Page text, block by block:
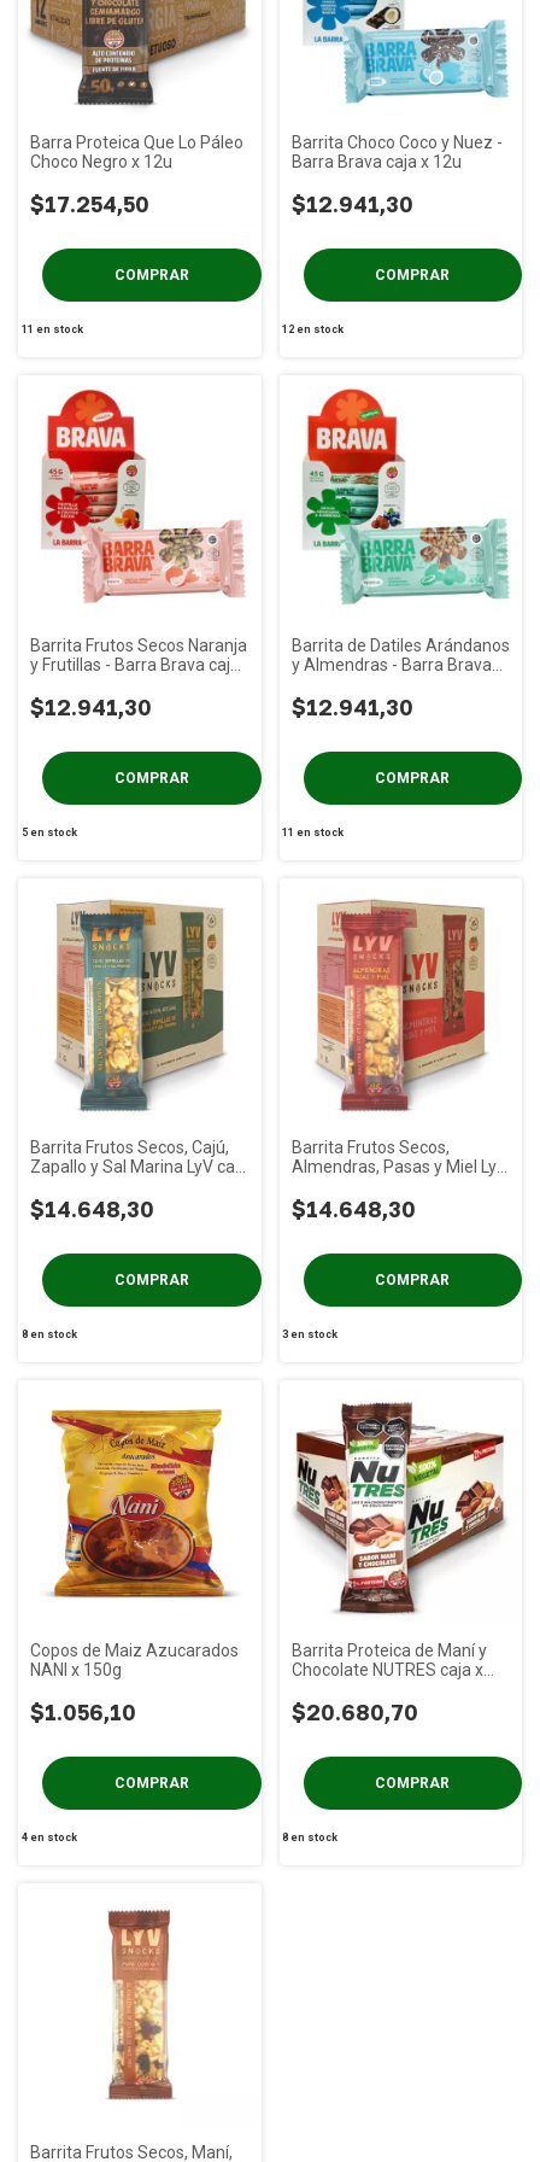
Barra Proteica Que Lo Páleo
Choco Negro x 12u
$17.254,50
11 en stock
Barrita Choco Coco y Nuez -
Barra Brava caja x 12u
$12.941,30
12 en stock
Barrita Frutos Secos Naranja
y Frutillas - Barra Brava caja
$12.941,30
5en stock
Barrita de Datiles Arándanos
y Almendras - Barra Brava
$12.941,30
11 en stock
Barrita Frutos Secos, Cajú,
Zapallo y Sal Marina LyV caja
$14.648,30
8en stock
Barrita Frutos Secos,
Almendras, Pasas y Miel LyV
$14.648,30
3 en stock
Copos de Maiz Azucarados
NANI x 150g
$1.056,10
4en stock
Barrita Proteica de Maní y
Chocolate NUTRES caja x
$20.680,70
8 en stock
Barrita Frutos Secos, Maní,